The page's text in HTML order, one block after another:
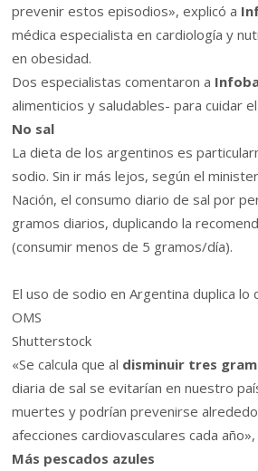
prevenir estos episodios», explicó a
médica especialista en cardiología y
en obesidad.
Dos especialistas comentaron a
alimenticios y saludables- para cuidar
No sal
La dieta de los argentinos es
sodio. Sin ir más lejos, según el
Nación, el consumo diario de sal por
gramos diarios, duplicando la
(consumir menos de 5 gramos/día).
El uso de sodio en Argentina duplica lo
OMS
Shutterstock
«Se calcula que al disminuir tres
diaria de sal se evitarían en nuestro
muertes y podrían prevenirse
afecciones cardiovasculares cada
Más pescados azules